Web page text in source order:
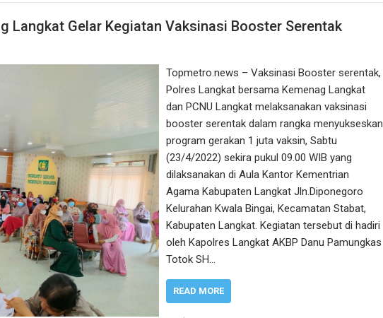
Langkat Gelar Kegiatan Vaksinasi Booster Serentak
Topmetro.news – Vaksinasi Booster serentak,
Polres Langkat bersama Kemenag Langkat
dan PCNU Langkat melaksanakan vaksinasi
booster serentak dalam rangka menyukseskan
program gerakan 1 juta vaksin, Sabtu
(23/4/2022) sekira pukul 09.00 WIB yang
dilaksanakan di Aula Kantor Kementrian
Agama Kabupaten Langkat Jln.Diponegoro
Kelurahan Kwala Bingai, Kecamatan Stabat,
Kabupaten Langkat. Kegiatan tersebut di hadiri
oleh Kapolres Langkat AKBP Danu Pamungkas
Totok SH…
READ MORE